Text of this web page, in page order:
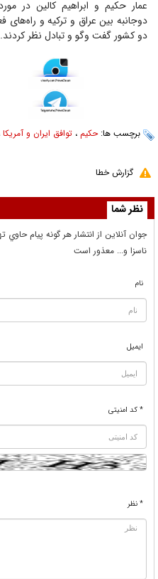
عمار حکیم و ابراهیم کالین در
دوجانبه بین عراق و ترکیه و راه‌های
دو کشور گفت وگو و تبادل نظر کردند.
برچسب ها:حکیم ، توافق ایران و آمریکا
گزارش خطا
نظر شما
جوان آنلاين از انتشار هر گونه پيام حاوي
ناسزا و... معذور است
نام
ایمیل
* کد امنیتی
* نظر